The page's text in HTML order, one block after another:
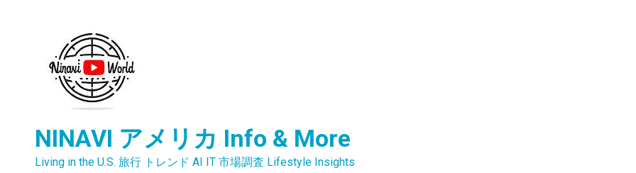
NINAVI アメリカ Info & More
Living in the U.S. 旅行 トレンド AI IT 市場調査 Lifestyle Insights